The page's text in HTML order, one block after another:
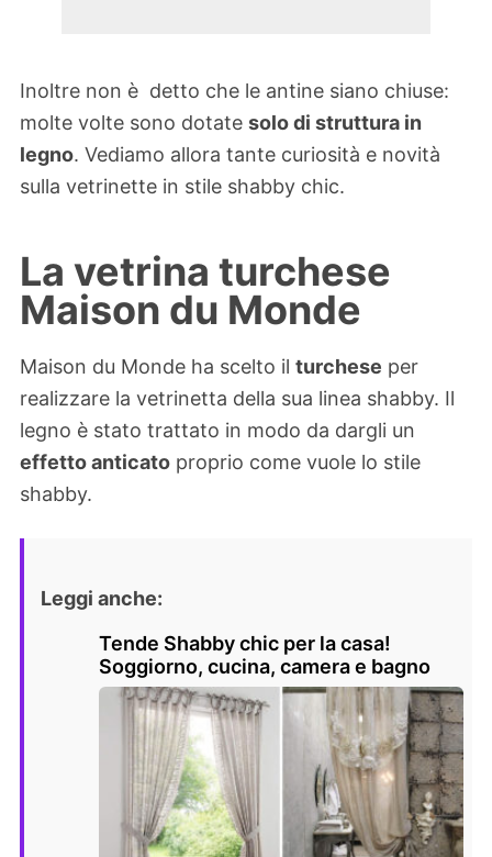
Inoltre non è detto che le antine siano chiuse:
molte volte sono dotate solo di struttura in
legno. Vediamo allora tante curiosità e novità
sulla vetrinette in stile shabby chic.
La vetrina turchese
Maison du Monde
Maison du Monde ha scelto il turchese per
realizzare la vetrinetta della sua linea shabby. Il
legno è stato trattato in modo da dargli un
effetto anticato proprio come vuole lo stile
shabby.
Leggi anche:
Tende Shabby chic per la casa!
Soggiorno, cucina, camera e bagno